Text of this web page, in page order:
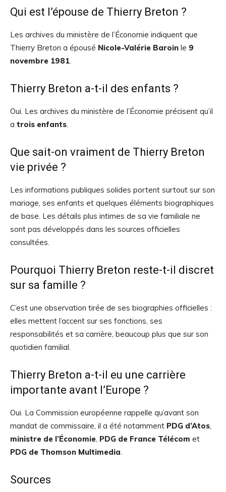
Qui est l’épouse de Thierry Breton ?
Les archives du ministère de l’Économie indiquent que
Thierry Breton a épousé Nicole-Valérie Baroin le 9
novembre 1981.
Thierry Breton a-t-il des enfants ?
Oui. Les archives du ministère de l’Économie précisent qu’il
a trois enfants.
Que sait-on vraiment de Thierry Breton
vie privée ?
Les informations publiques solides portent surtout sur son
mariage, ses enfants et quelques éléments biographiques
de base. Les détails plus intimes de sa vie familiale ne
sont pas développés dans les sources officielles
consultées.
Pourquoi Thierry Breton reste-t-il discret
sur sa famille ?
C’est une observation tirée de ses biographies officielles :
elles mettent l’accent sur ses fonctions, ses
responsabilités et sa carrière, beaucoup plus que sur son
quotidien familial.
Thierry Breton a-t-il eu une carrière
importante avant l’Europe ?
Oui. La Commission européenne rappelle qu’avant son
mandat de commissaire, il a été notamment PDG d’Atos,
ministre de l’Économie, PDG de France Télécom et
PDG de Thomson Multimedia.
Sources